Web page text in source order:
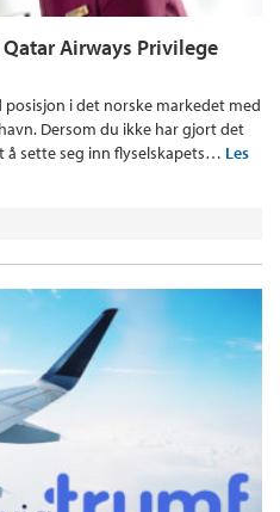
Airways Privilege
i det norske markedet med
Dersom du ikke har gjort det
sette seg inn flyselskapets… Les